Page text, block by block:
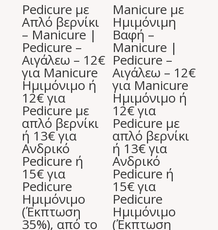
Pedicure με
Απλό βερνίκι
– Manicure |
Pedicure –
Αιγάλεω – 12€
για Manicure
Ημιμόνιμο ή
12€ για
Pedicure με
απλό βερνίκι
ή 13€ για
Aνδρικό
Pedicure ή
15€ για
Pedicure
Ημιμόνιμο
(Έκπτωση
35%), από το
Manicure με
Ημιμόνιμη
Βαφή –
Manicure |
Pedicure –
Αιγάλεω – 12€
για Manicure
Ημιμόνιμο ή
12€ για
Pedicure με
απλό βερνίκι
ή 13€ για
Aνδρικό
Pedicure ή
15€ για
Pedicure
Ημιμόνιμο
(Έκπτωση